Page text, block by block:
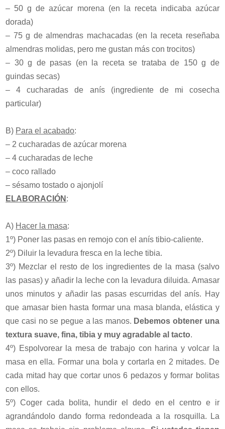
– 50 g de azúcar morena (en la receta indicaba azúcar
dorada)
– 75 g de almendras machacadas (en la receta reseñaba
almendras molidas, pero me gustan más con trocitos)
– 30 g de pasas (en la receta se trataba de 150 g de
guindas secas)
– 4 cucharadas de anís (ingrediente de mi cosecha
particular)
B) Para el acabado:
– 2 cucharadas de azúcar morena
– 4 cucharadas de leche
– coco rallado
– sésamo tostado o ajonjolí
ELABORACIÓN :
A) Hacer la masa:
1º) Poner las pasas en remojo con el anís tibio-caliente.
2º) Diluir la levadura fresca en la leche tibia.
3º) Mezclar el resto de los ingredientes de la masa (salvo
las pasas) y añadir la leche con la levadura diluida. Amasar
unos minutos y añadir las pasas escurridas del anís. Hay
que amasar bien hasta formar una masa blanda, elástica y
que casi no se pegue a las manos. Debemos obtener una
textura suave, fina, tibia y muy agradable al tacto.
4º) Espolvorear la mesa de trabajo con harina y volcar la
masa en ella. Formar una bola y cortarla en 2 mitades. De
cada mitad hay que cortar unos 6 pedazos y formar bolitas
con ellos.
5º) Coger cada bolita, hundir el dedo en el centro e ir
agrandándolo dando forma redondeada a la rosquilla. La